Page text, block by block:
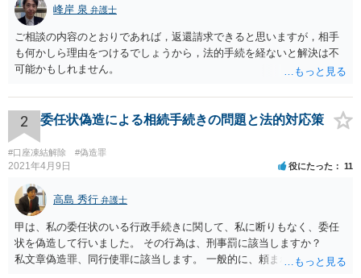
峰岸 泉 弁護士
ご相談の内容のとおりであれば，返還請求できると思いますが，相手
も何かしら理由をつけるでしょうから，法的手続を経ないと解決は不
可能かもしれません。
2 委任状偽造による相続手続きの問題と法的対応策
#口座凍結解除 #偽造罪
2021年4月9日 役にたった 11
高島 秀行 弁護士
甲は、私の委任状のいる行政手続きに関して、私に断りもなく、委任
状を偽造して行いました。 その行為は、刑事罰に該当しますか？
私文章偽造罪、同行使罪に該当します。 一般的に、頼まれた（委任さ